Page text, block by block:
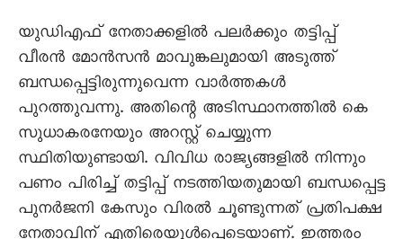
യുഡിഎഫ് നേതാക്കളിൽ പലർക്കും തട്ടിപ്പ്
വീരൻ മോന്‍സന്‍ മാവുങ്കലുമായി അടുത്ത്
ബന്ധപ്പെട്ടിരുന്നുവെന്ന വാര്‍ത്തകള്‍
പുറത്തുവന്നു. അതിന്റെ അടിസ്ഥാനത്തില്‍ കെ
സുധാകരനേയും അറസ്റ്റ് ചെയ്യുന്ന
സ്ഥിതിയുണ്ടായി. വിവിധ രാജ്യങ്ങളില്‍ നിന്നും
പണം പിരിച്ച് തട്ടിപ്പ് നടത്തിയതുമായി ബന്ധപ്പെട്ട
പുനര്‍ജനി കേസും വിരല്‍ ചൂണ്ടുന്നത് പ്രതിപക്ഷ